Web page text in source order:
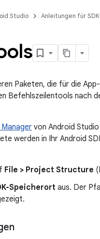
Studio Anleitungen für
Paketen, die für die
Befehlszeilentools nach
Manager von Android
werden in Ihr Android
File > Project Structure
Speicherort aus. Der